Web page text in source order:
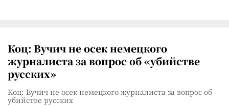
Коц: Вучич не осек немецкого
журналиста за вопрос об «убийстве
русских»
Коц: Вучич не осек немецкого журналиста за вопрос об
убийстве русских